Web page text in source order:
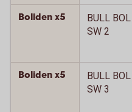
Boliden x5
BULL
SW 2
Boliden x5
BULL
SW 3